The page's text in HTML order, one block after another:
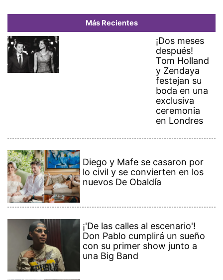
Más Recientes
¡Dos meses
después!
Tom Holland
y Zendaya
festejan su
boda en una
exclusiva
ceremonia
en Londres
Diego y Mafe se casaron por
lo civil y se convierten en los
nuevos De Obaldía
¡'De las calles al escenario'!
Don Pablo cumplirá un sueño
con su primer show junto a
una Big Band